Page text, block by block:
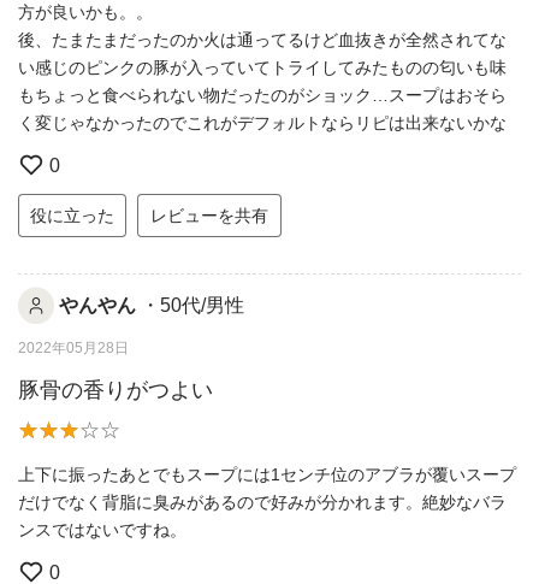
方が良いかも。。
後、たまたまだったのか火は通ってるけど血抜きが全然されてな
い感じのピンクの豚が入っていてトライしてみたものの匂いも味
もちょっと食べられない物だったのがショック…スープはおそら
く変じゃなかったのでこれがデフォルトならリピは出来ないかな
0
役に立った レビューを共有
やんやん ・50代/男性
2022年05月28日
豚骨の香りがつよい
上下に振ったあとでもスープには1センチ位のアブラが覆いスープ
だけでなく背脂に臭みがあるので好みが分かれます。絶妙なバラ
ンスではないですね。
0